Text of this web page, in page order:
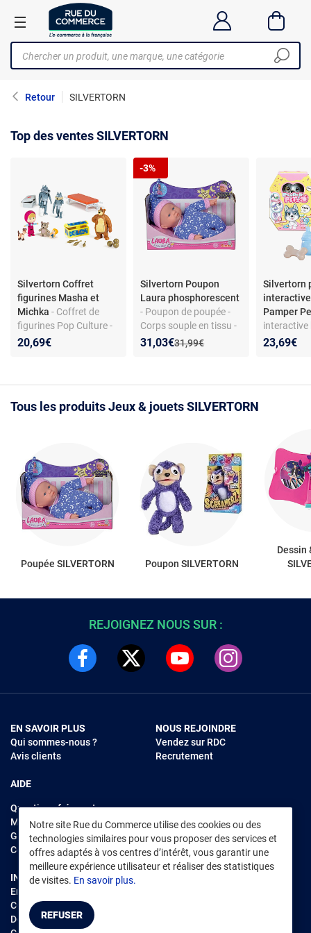
Retour SILVERTORN
Top des ventes SILVERTORN
Silvertorn Coffret
figurines Masha et
Michka - Coffret de
figurines Pop Culture -
7 personnages et
20,69€
Silvertorn Poupon
Laura phosphorescent
- Poupon de poupée -
Corps souple en tissu -
PyjamaAncien prix :
31,99€
Nouveau prix :
31,03€
Réduction de :
-3%
Silvertorn
Pamper
interactive
articulée -
23,69€
Tous les produits Jeux & jouets SILVERTORN
Poupée SILVERTORN Poupon SILVERTORN
Dessin
REJOIGNEZ NOUS SUR :
EN SAVOIR PLUS
Qui sommes-nous ?
Avis clients
AIDE
Questions fréquentes
Modes de règlements
Garantie et retours
Contacter Rue du Commerce
NOUS REJOINDRE
Vendez sur RDC
Recrutement
INFORMATIONS LÉGALES
Environnement
CGV /CGU Marketplace
Données personnelles
Notre site Rue du Commerce utilise des cookies ou des
technologies similaires pour vous proposer des services et
offres adaptés à vos centres d’intérêt, vous garantir une
meilleure expérience utilisateur et réaliser des statistiques
de visites. En savoir plus.
REFUSER